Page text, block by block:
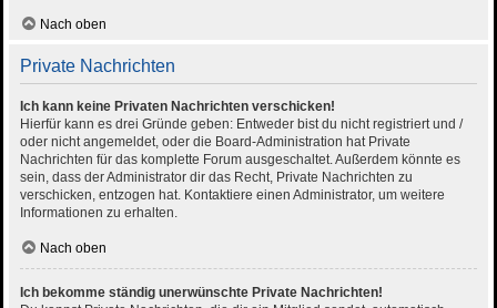
Nach oben
Private Nachrichten
Ich kann keine Privaten Nachrichten verschicken!
Hierfür kann es drei Gründe geben: Entweder bist du nicht registriert und /
oder nicht angemeldet, oder die Board-Administration hat Private
Nachrichten für das komplette Forum ausgeschaltet. Außerdem könnte es
sein, dass der Administrator dir das Recht, Private Nachrichten zu
verschicken, entzogen hat. Kontaktiere einen Administrator, um weitere
Informationen zu erhalten.
Nach oben
Ich bekomme ständig unerwünschte Private Nachrichten!